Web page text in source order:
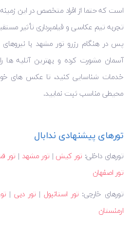
است که حتما از افراد متخصص در این
تجربه تیم عکاسی و فیلمبرداری تأثیر
پس در هنگام رزرو تور مشهد با
آسمان مشورت کرده و بهترین آتلیه ها
خدمات شناسایی کنید، تا عکس های خود
محیطی مناسب ثبت نمایید.
تورهای پیشنهادی ندابال
تورهای داخلی: تور کیش | تور مشهد | تور
تور اصفهان
تورهای خارجی: تور استانبول | تور دبی |
ارمنستان